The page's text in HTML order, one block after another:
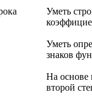
Уметь
Уметь
знаков
На основе
второй